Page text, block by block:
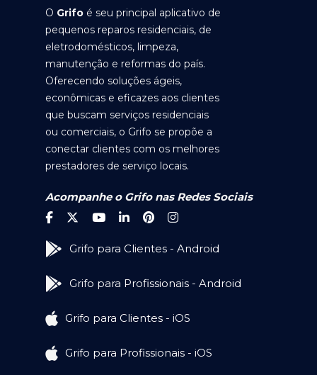
O Grifo é seu principal aplicativo de
pequenos reparos residenciais, de
eletrodomésticos, limpeza,
manutenção e reformas do país.
Oferecendo soluções ágeis,
econômicas e eficazes aos clientes
que buscam serviços residenciais
ou comerciais, o Grifo se propõe a
conectar clientes com os melhores
prestadores de serviço locais.
Acompanhe o Grifo nas Redes Sociais
Grifo para Clientes - Android
Grifo para Profissionais - Android
Grifo para Clientes - iOS
Grifo para Profissionais - iOS